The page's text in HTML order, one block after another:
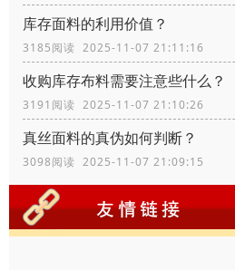
库存面料的利用价值？
3185阅读 2025-11-07 21:11:16
收购库存布料需要注意些什么？
3191阅读 2025-11-07 21:10:26
真丝面料的真伪如何判断？
3098阅读 2025-11-07 21:09:15